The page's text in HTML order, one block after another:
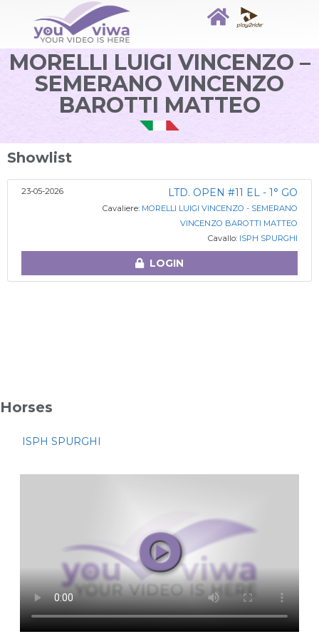
MORELLI LUIGI VINCENZO –
SEMERANO VINCENZO
BAROTTI MATTEO
Showlist
23-05-2026 LTD. OPEN #11 EL - 1° GO
Cavaliere: MORELLI LUIGI VINCENZO - SEMERANO
VINCENZO BAROTTI MATTEO
Cavallo: ISPH SPURGHI
LOGIN
Horses
ISPH SPURGHI